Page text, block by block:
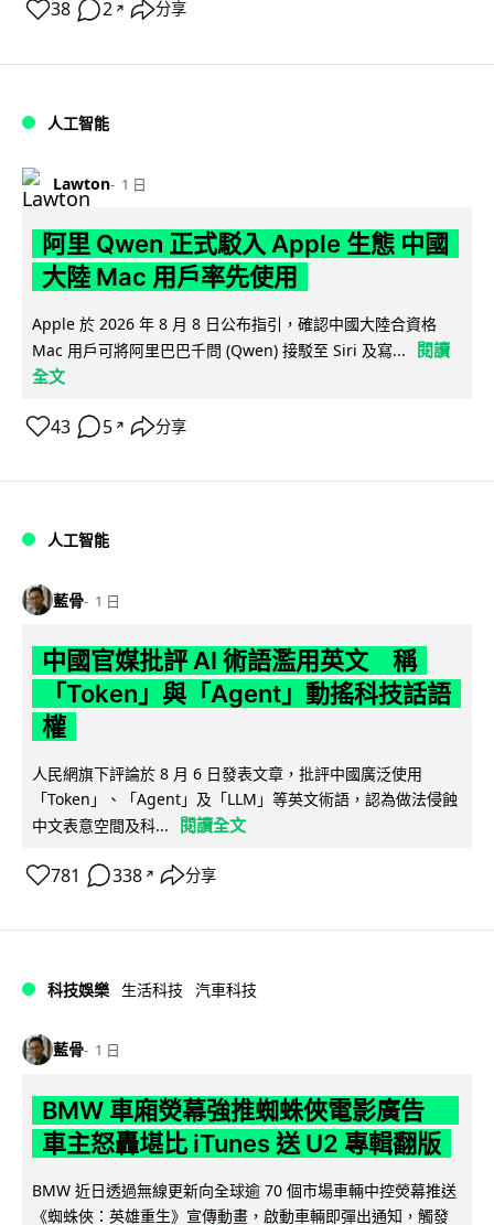
38 2 ↗ 分享
人工智能
Lawton 1 日
阿里 Qwen 正式駁入 Apple 生態 中國
大陸 Mac 用戶率先使用
Apple 於 2026 年 8 月 8 日公布指引，確認中國大陸合資格
Mac 用戶可將阿里巴巴千問 (Qwen) 接駁至 Siri 及寫...
閱讀
全文
43 5 ↗ 分享
人工智能
藍骨 1 日
中國官媒批評 AI 術語濫用英文 稱
「Token」與「Agent」動搖科技話語
權
人民網旗下評論於 8 月 6 日發表文章，批評中國廣泛使用
「Token」、「Agent」及「LLM」等英文術語，認為做法侵蝕
中文表意空間及科...
閱讀全文
781 338 ↗ 分享
科技娛樂 生活科技 汽車科技
藍骨 1 日
BMW 車廂熒幕強推蜘蛛俠電影廣告
車主怒轟堪比 iTunes 送 U2 專輯翻版
BMW 近日透過無線更新向全球逾 70 個市場車輛中控熒幕推送
《蜘蛛俠：英雄重生》宣傳動畫，啟動車輛即彈出通知，觸發